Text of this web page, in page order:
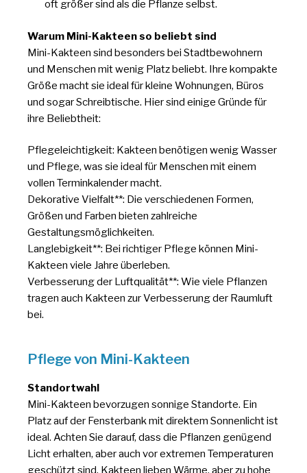
oft größer sind als die Pflanze selbst.
Warum Mini-Kakteen so beliebt sind
Mini-Kakteen sind besonders bei Stadtbewohnern
und Menschen mit wenig Platz beliebt. Ihre kompakte
Größe macht sie ideal für kleine Wohnungen, Büros
und sogar Schreibtische. Hier sind einige Gründe für
ihre Beliebtheit:
Pflegeleichtigkeit: Kakteen benötigen wenig Wasser
und Pflege, was sie ideal für Menschen mit einem
vollen Terminkalender macht.
Dekorative Vielfalt**: Die verschiedenen Formen,
Größen und Farben bieten zahlreiche
Gestaltungsmöglichkeiten.
Langlebigkeit**: Bei richtiger Pflege können Mini-
Kakteen viele Jahre überleben.
Verbesserung der Luftqualität**: Wie viele Pflanzen
tragen auch Kakteen zur Verbesserung der Raumluft
bei.
Pflege von Mini-Kakteen
Standortwahl
Mini-Kakteen bevorzugen sonnige Standorte. Ein
Platz auf der Fensterbank mit direktem Sonnenlicht ist
ideal. Achten Sie darauf, dass die Pflanzen genügend
Licht erhalten, aber auch vor extremen Temperaturen
geschützt sind. Kakteen lieben Wärme, aber zu hohe